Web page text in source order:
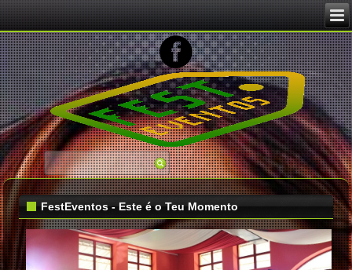
FestEventos - Este é o Teu Momento